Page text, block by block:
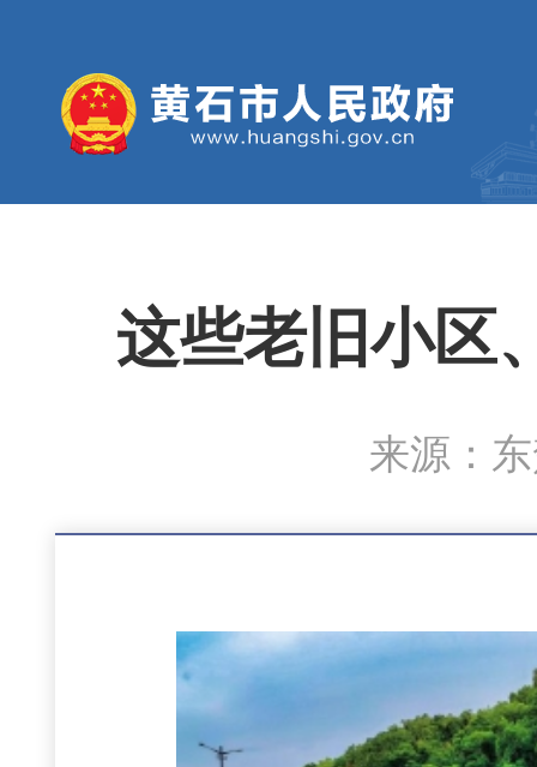
这些老旧小区
来源：